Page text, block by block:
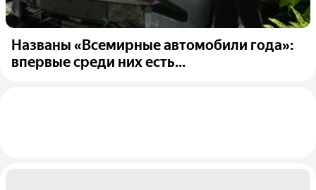
Названы «Всемирные автомобили года»:
впервые среди них есть...